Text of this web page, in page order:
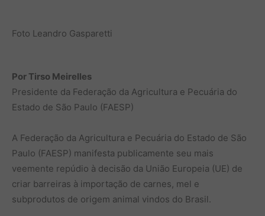
Foto Leandro Gasparetti
Por Tirso Meirelles
Presidente da Federação da Agricultura e Pecuária do
Estado de São Paulo (FAESP)
A Federação da Agricultura e Pecuária do Estado de São
Paulo (FAESP) manifesta publicamente seu mais
veemente repúdio à decisão da União Europeia (UE) de
criar barreiras à importação de carnes, mel e
subprodutos de origem animal vindos do Brasil.